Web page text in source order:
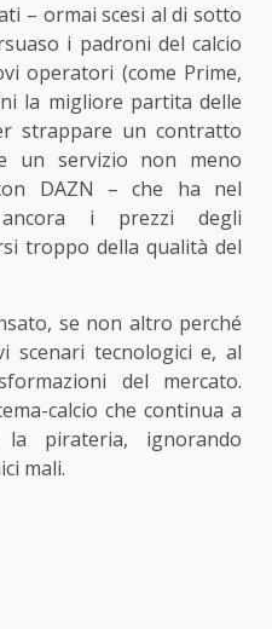
– ormai scesi al di sotto
i padroni del calcio
operatori (come Prime,
la migliore partita delle
strappare un contratto
un servizio non meno
DAZN – che ha nel
i prezzi degli
troppo della qualità del
se non altro perché
scenari tecnologici e, al
del mercato.
calcio che continua a
pirateria, ignorando
mali.